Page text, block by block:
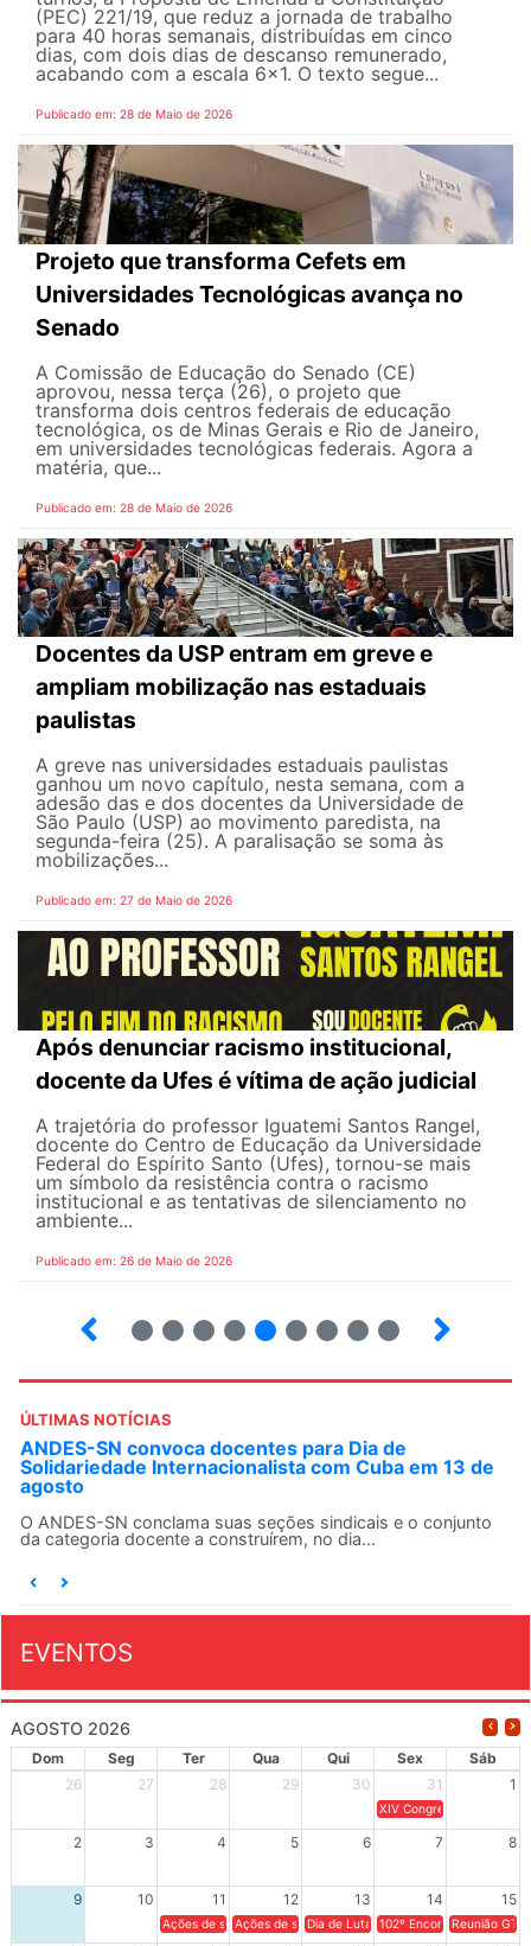
(PEC) 221/19, que reduz a jornada de trabalho
para 40 horas semanais, distribuídas em cinco
dias, com dois dias de descanso remunerado,
acabando com a escala 6x1. O texto segue...
Publicado em: 28 de Maio de 2026
Projeto que transforma Cefets em
Universidades Tecnológicas avança no
Senado
A Comissão de Educação do Senado (CE)
aprovou, nessa terça (26), o projeto que
transforma dois centros federais de educação
tecnológica, os de Minas Gerais e Rio de Janeiro,
em universidades tecnológicas federais. Agora a
matéria, que...
Publicado em: 28 de Maio de 2026
Docentes da USP entram em greve e
ampliam mobilização nas estaduais
paulistas
A greve nas universidades estaduais paulistas
ganhou um novo capítulo, nesta semana, com a
adesão das e dos docentes da Universidade de
São Paulo (USP) ao movimento paredista, na
segunda-feira (25). A paralisação se soma às
mobilizações...
Publicado em: 27 de Maio de 2026
Após denunciar racismo institucional,
docente da Ufes é vítima de ação judicial
A trajetória do professor Iguatemi Santos Rangel,
docente do Centro de Educação da Universidade
Federal do Espírito Santo (Ufes), tornou-se mais
um símbolo da resistência contra o racismo
institucional e as tentativas de silenciamento no
ambiente...
Publicado em: 26 de Maio de 2026
ÚLTIMAS NOTÍCIAS
ANDES-SN convoca docentes para Dia de
Solidariedade Internacionalista com Cuba em 13 de
agosto
O ANDES-SN conclama suas seções sindicais e o conjunto
da categoria docente a construírem, no dia...
EVENTOS
AGOSTO 2026
Dom Seg Ter Qua Qui Sex
Sáb
26
27 28 29 30 31 1
XIV Congresso Brasileiro
2 3 4 5 6 7 8
9 10 11 12 13 14 15
Ações de solidariedade a Cuba no Rio Grande do Sul - 100
Ações de solidariedade a Cuba no Rio Grande do
Dia de Luta em Defesa de Cuba e da
102º Encontro da
Reunião